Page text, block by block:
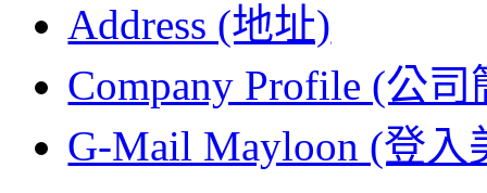
Address (地址)
Company Profile (公司
G-Mail Mayloon (登入